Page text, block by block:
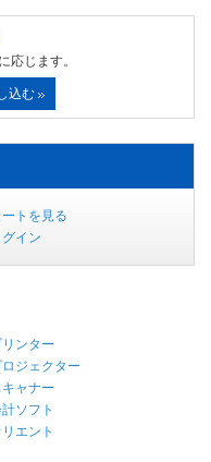
応じます。
込む
ートを見る
グイン
リンター
ロジェクター
キャナー
ソフト
リエント